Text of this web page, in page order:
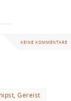
KEINE KOMMENTARE
,Gereist